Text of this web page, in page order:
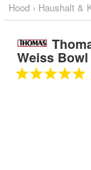
Hood › Haushalt &
Weiss Bowl